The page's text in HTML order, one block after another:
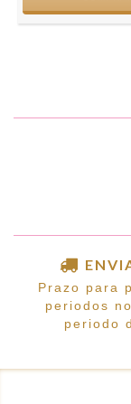
Prazo para
periodos
periodo